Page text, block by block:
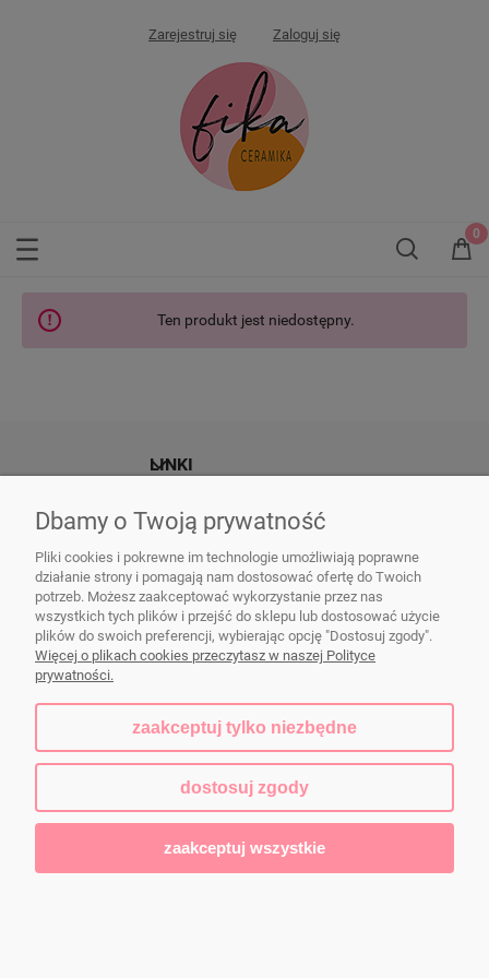
Zarejestruj się Zaloguj się
Ten produkt jest niedostępny.
LINKI
Naczynia ceramiczne FIKAceramika|dorota@fikaceramika.pl| Wał
Zawadowski 103a, 02-986 Warszawa | NIP: 5213378624 | REGON:
140422238
pokaż pełną wersję strony
Sklep internetowy Shoper.pl
Dbamy o Twoją prywatność
Pliki cookies i pokrewne im technologie umożliwiają poprawne
działanie strony i pomagają nam dostosować ofertę do Twoich
potrzeb. Możesz zaakceptować wykorzystanie przez nas
wszystkich tych plików i przejść do sklepu lub dostosować użycie
plików do swoich preferencji, wybierając opcję "Dostosuj zgody".
Więcej o plikach cookies przeczytasz w naszej Polityce
prywatności.
zaakceptuj tylko niezbędne
dostosuj zgody
zaakceptuj wszystkie